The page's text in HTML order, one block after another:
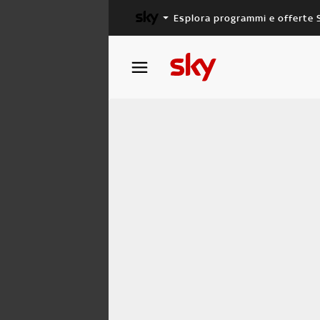
Esplora programmi e offerte